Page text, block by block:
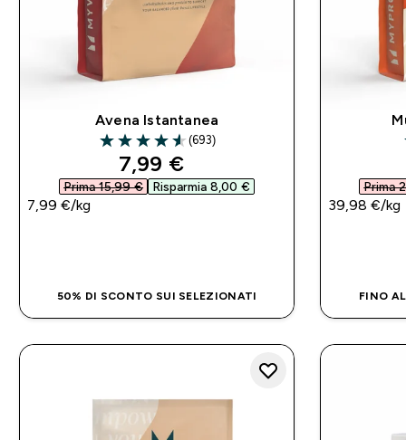
Avena Istantanea
4.58 out of 5 stars
(693)
discounted price
7,99 €‎
Prima 15,99 €‎ Risparmia 8,00 €‎
7,99 €‎/kg
50% DI SCONTO SUI SELEZIONATI
Prima
39,98 €‎/kg
FINO